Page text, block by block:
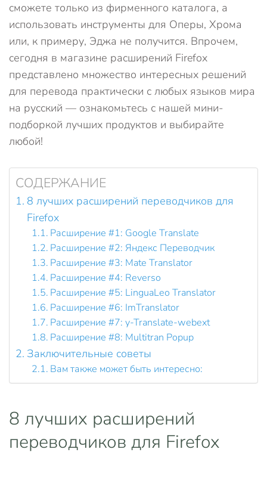
сможете только из фирменного каталога, а
использовать инструменты для Оперы, Хрома
или, к примеру, Эджа не получится. Впрочем,
сегодня в магазине расширений Firefox
представлено множество интересных решений
для перевода практически с любых языков мира
на русский — ознакомьтесь с нашей мини-
подборкой лучших продуктов и выбирайте
любой!
СОДЕРЖАНИЕ
8 лучших расширений переводчиков для
Firefox
Расширение #1: Google Translate
Расширение #2: Яндекс Переводчик
Расширение #3: Mate Translator
Расширение #4: Reverso
Расширение #5: LinguaLeo Translator
Расширение #6: ImTranslator
Расширение #7: y-Translate-webext
Расширение #8: Multitran Popup
Заключительные советы
Вам также может быть интересно:
8 лучших расширений
переводчиков для Firefox